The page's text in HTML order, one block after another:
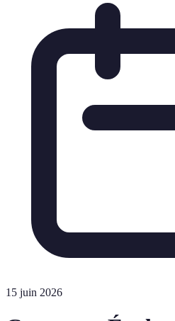
15 juin 2026